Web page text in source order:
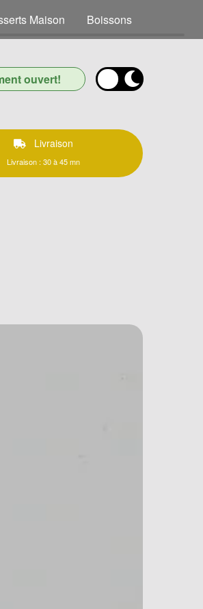
Maison Boissons
ouvert!
Livraison
Livraison : 30 à 45 mn